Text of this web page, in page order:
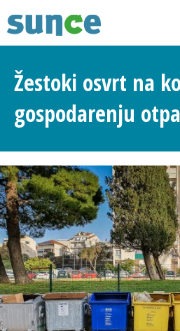
Žestoki osvrt na
gospodarenju